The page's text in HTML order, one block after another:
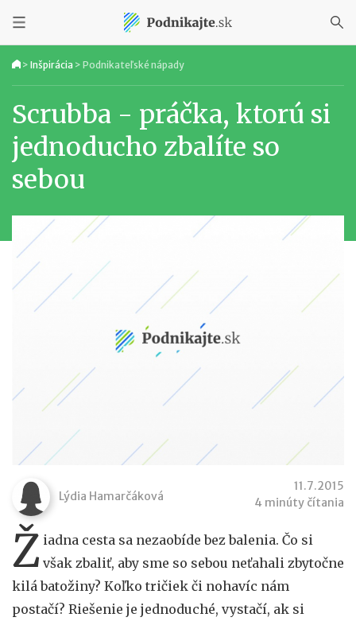
> Inšpirácia > Podnikateľské nápady
Scrubba - práčka, ktorú si
jednoducho zbalíte so
sebou
Lýdia Hamarčáková
11.7.2015
4 minúty čítania
Ž iadna cesta sa nezaobíde bez balenia. Čo si
však zbaliť, aby sme so sebou neťahali zbytočne
kilá batožiny? Koľko tričiek či nohavíc nám
postačí? Riešenie je jednoduché, vystačí, ak si